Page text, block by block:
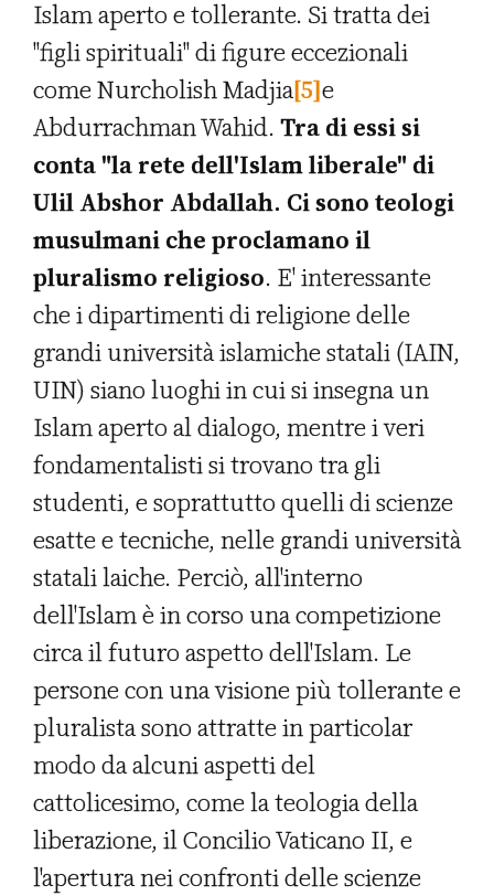
Islam aperto e tollerante. Si tratta dei
"figli spirituali" di figure eccezionali
come Nurcholish Madjia[5]e
Abdurrachman Wahid. Tra di essi si
conta "la rete dell'Islam liberale" di
Ulil Abshor Abdallah. Ci sono teologi
musulmani che proclamano il
pluralismo religioso. E' interessante
che i dipartimenti di religione delle
grandi università islamiche statali (IAIN,
UIN) siano luoghi in cui si insegna un
Islam aperto al dialogo, mentre i veri
fondamentalisti si trovano tra gli
studenti, e soprattutto quelli di scienze
esatte e tecniche, nelle grandi università
statali laiche. Perciò, all'interno
dell'Islam è in corso una competizione
circa il futuro aspetto dell'Islam. Le
persone con una visione più tollerante e
pluralista sono attratte in particolar
modo da alcuni aspetti del
cattolicesimo, come la teologia della
liberazione, il Concilio Vaticano II, e
l'apertura nei confronti delle scienze